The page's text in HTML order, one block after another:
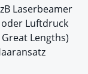
Laserbeamer
Luftdruck
Lengths)